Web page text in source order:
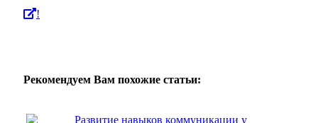
!
Рекомендуем Вам похожие статьи:
Развитие навыков коммуникации у